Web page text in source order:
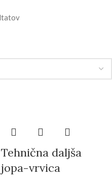
Tehnična daljša
jopa-vrvica